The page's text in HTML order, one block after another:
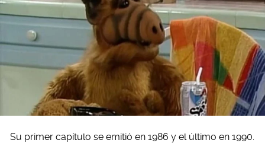
Su primer capítulo se emitió en 1986 y el último en 1990.